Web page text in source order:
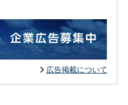
広告掲載について